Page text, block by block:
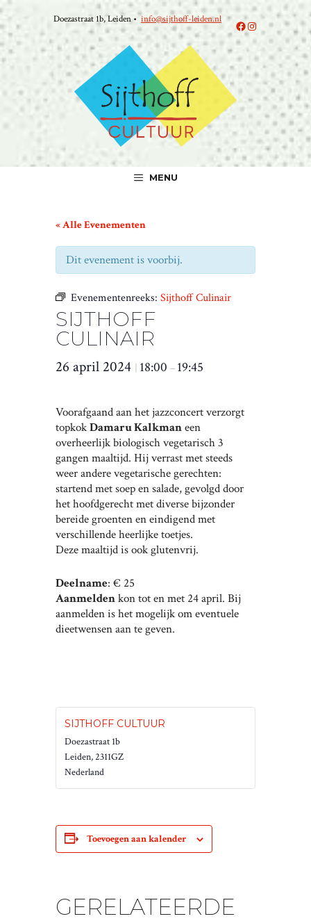
Ga
naar
de
inhoud
Doezastraat 1b, Leiden •info@sijthoff-leiden.nl Facebook
Instagram
MENU
« Alle Evenementen
Dit evenement is voorbij.
Evenementenreeks: Sijthoff Culinair
SIJTHOFF
CULINAIR
26 april 2024 18:00 – 19:45
Voorafgaand aan het jazzconcert verzorgt
topkokDamaru Kalkmaneen
overheerlijk biologisch vegetarisch 3
gangen maaltijd. Hij verrast met steeds
weer andere vegetarische gerechten:
startend met soep en salade, gevolgd door
het hoofdgerecht met diverse bijzonder
bereide groenten en eindigend met
verschillende heerlijke toetjes.
Deze maaltijd is ook glutenvrij.
Deelname: € 25
Aanmeldenkon tot en met 24 april. Bij
aanmelden is het mogelijk om eventuele
dieetwensen aan te geven.
SIJTHOFF CULTUUR
Doezastraat 1b
Leiden,2311GZ
Nederland
Toevoegen aan kalender
GERELATEERDE